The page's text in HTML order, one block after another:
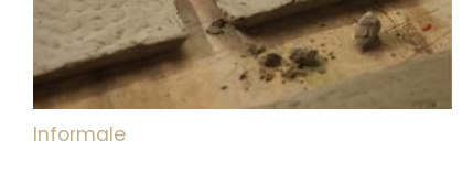
Informale